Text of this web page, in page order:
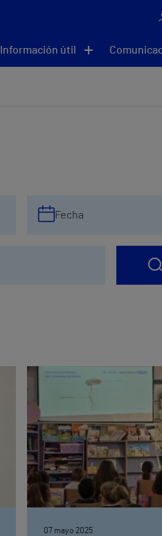
Información útil
Fecha
07 mayo 2025